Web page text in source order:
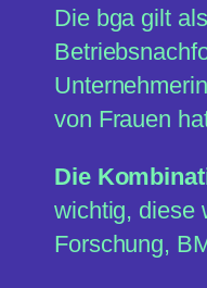
Die bga gilt
von Frauen
Die
wichtig, diese
Forschung,